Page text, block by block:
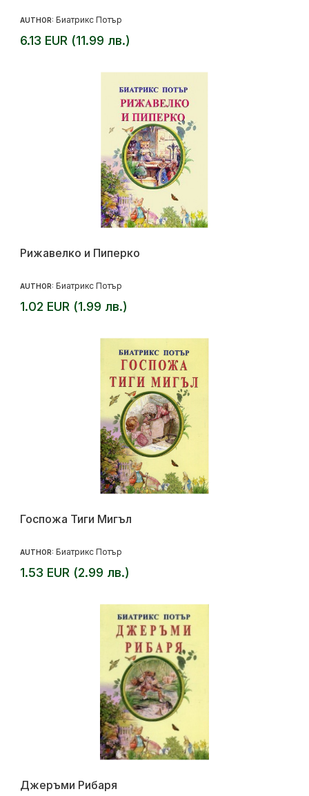
AUTHOR: Биатрикс Потър
6.13 EUR (11.99 лв.)
Рижавелко и Пиперко
AUTHOR: Биатрикс Потър
1.02 EUR (1.99 лв.)
Госпожа Тиги Мигъл
AUTHOR: Биатрикс Потър
1.53 EUR (2.99 лв.)
Джеръми Рибаря